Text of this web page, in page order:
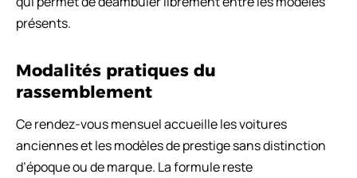
présents.
Modalités pratiques du
rassemblement
Ce rendez-vous mensuel accueille les voitures
anciennes et les modèles de prestige sans distinction
d’époque ou de marque. La formule reste